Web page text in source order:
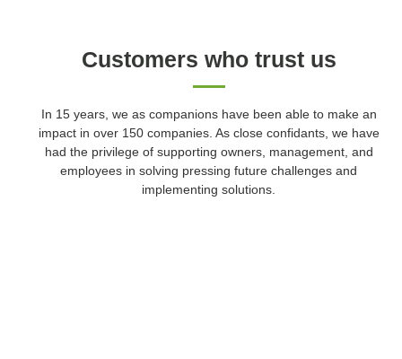
Customers who trust us
In 15 years, we as companions have been able to make an
impact in over 150 companies. As close confidants, we have
had the privilege of supporting owners, management, and
employees in solving pressing future challenges and
implementing solutions.